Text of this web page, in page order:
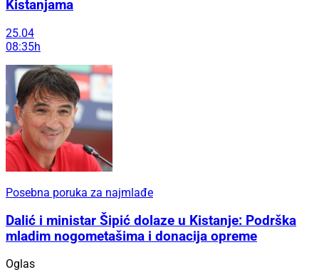
Kistanjama
25.04
08:35h
Posebna poruka za najmlađe
Dalić i ministar Šipić dolaze u Kistanje: Podrška
mladim nogometašima i donacija opreme
Oglas